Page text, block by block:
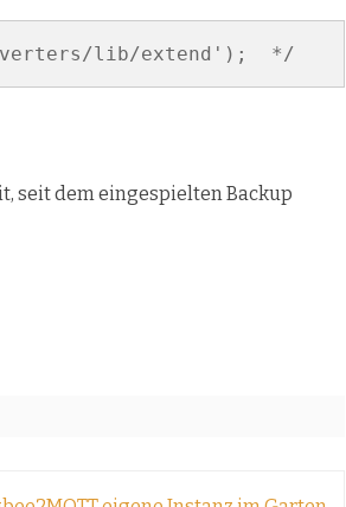
lib/extend');  */
seit dem eingespielten Backup